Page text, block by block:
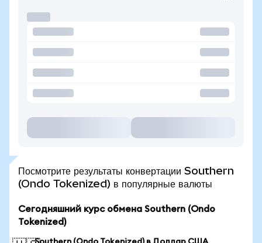
Посмотрите результаты конвертации Southern
(Ondo Tokenized) в популярные валюты
Сегодняшний курс обмена Southern (Ondo
Tokenized)